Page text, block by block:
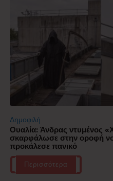
Δημοφιλή
Ουαλία: Άνδρας ντυμένος
σκαρφάλωσε στην οροφή
προκάλεσε πανικό
Περισσότερα